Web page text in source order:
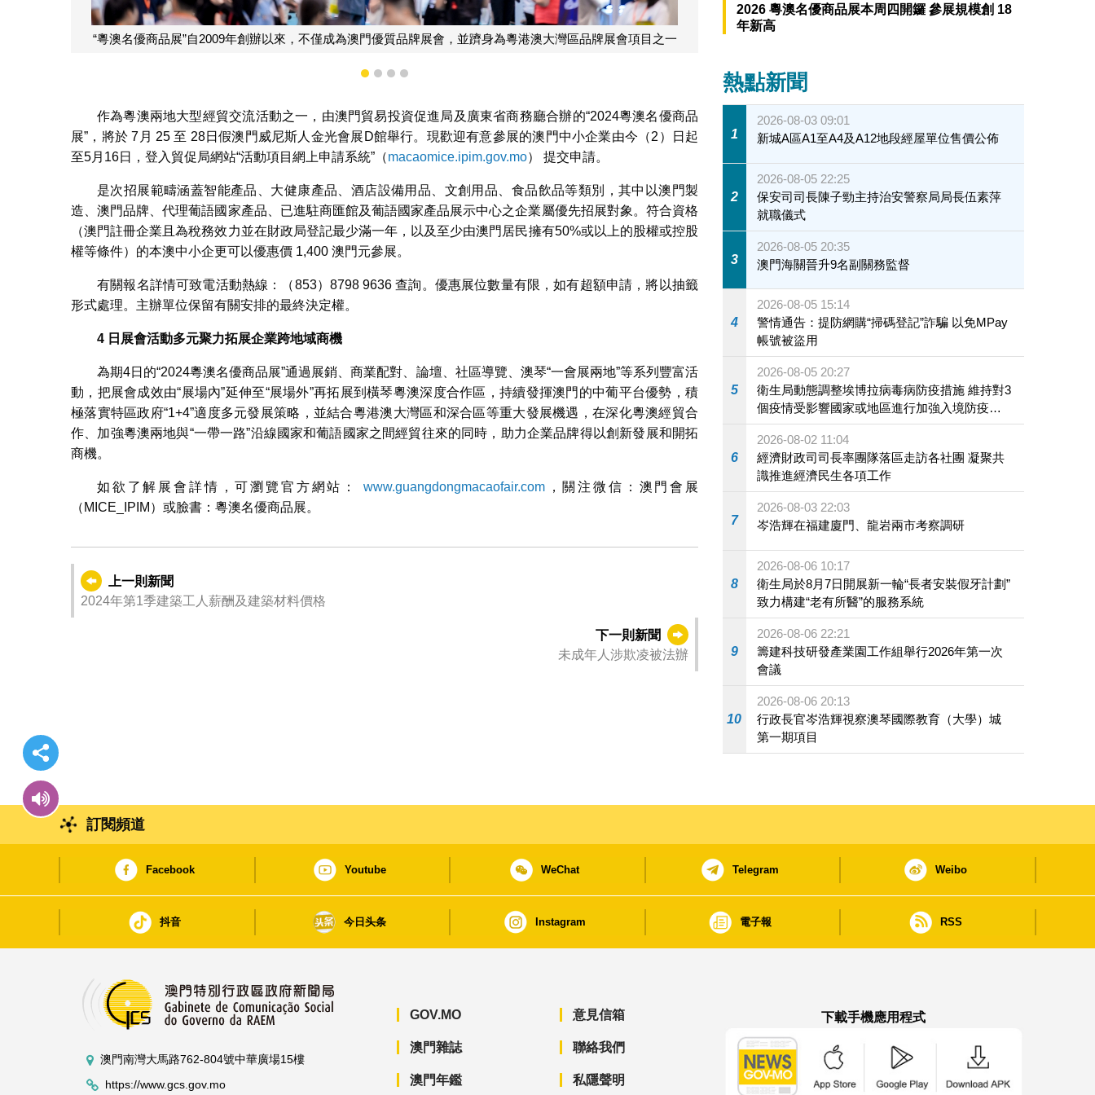
“粵澳名優商品展”自2009年創辦以來，不僅成為澳門優質品牌展會，並躋身為粵港澳大灣區品牌展會項目之一
1 2 3 4
作為粵澳兩地大型經貿交流活動之一，由澳門貿易投資促進局及廣東省商務廳合辦的“2024粵澳名優商品
展”，將於 7月 25 至 28日假澳門威尼斯人金光會展D館舉行。現歡迎有意參展的澳門中小企業由今（2）日起
至5月16日，登入貿促局網站“活動項目網上申請系統”（macaomice.ipim.gov.mo） 提交申請。
是次招展範疇涵蓋智能產品、大健康產品、酒店設備用品、文創用品、食品飲品等類別，其中以澳門製
造、澳門品牌、代理葡語國家產品、已進駐商匯館及葡語國家產品展示中心之企業屬優先招展對象。符合資格
（澳門註冊企業且為稅務效力並在財政局登記最少滿一年，以及至少由澳門居民擁有50%或以上的股權或控股
權等條件）的本澳中小企更可以優惠價 1,400 澳門元參展。
有關報名詳情可致電活動熱線：（853）8798 9636 查詢。優惠展位數量有限，如有超額申請，將以抽籤
形式處理。主辦單位保留有關安排的最終決定權。
4 日展會活動多元聚力拓展企業跨地域商機
為期4日的“2024粵澳名優商品展”通過展銷、商業配對、論壇、社區導覽、澳琴“一會展兩地”等系列豐富活
動，把展會成效由“展場內”延伸至“展場外”再拓展到橫琴粵澳深度合作區，持續發揮澳門的中葡平台優勢，積
極落實特區政府“1+4”適度多元發展策略，並結合粵港澳大灣區和深合區等重大發展機遇，在深化粵澳經貿合
作、加強粵澳兩地與“一帶一路”沿線國家和葡語國家之間經貿往來的同時，助力企業品牌得以創新發展和開拓
商機。
如欲了解展會詳情，可瀏覽官方網站： www.guangdongmacaofair.com，關注微信：澳門會展
（MICE_IPIM）或臉書：粵澳名優商品展。
上一則新聞
2024年第1季建築工人薪酬及建築材料價格
下一則新聞
未成年人涉欺凌被法辦
2026 粵澳名優商品展本周四開鑼 參展規模創 18
年新高
熱點新聞
1
2026-08-03 09:01
新城A區A1至A4及A12地段經屋單位售價公佈
2
2026-08-05 22:25
保安司司長陳子勁主持治安警察局局長伍素萍
就職儀式
3
2026-08-05 20:35
澳門海關晉升9名副關務監督
4
2026-08-05 15:14
警情通告：提防網購“掃碼登記”詐騙 以免MPay
帳號被盜用
5
2026-08-05 20:27
衛生局動態調整埃博拉病毒病防疫措施 維持對3
個疫情受影響國家或地區進行加強入境防疫措
施
6
2026-08-02 11:04
經濟財政司司長率團隊落區走訪各社團 凝聚共
識推進經濟民生各項工作
7
2026-08-03 22:03
岑浩輝在福建廈門、龍岩兩市考察調研
8
2026-08-06 10:17
衛生局於8月7日開展新一輪“長者安裝假牙計劃”
致力構建“老有所醫”的服務系統
9
2026-08-06 22:21
籌建科技研發產業園工作組舉行2026年第一次
會議
10
2026-08-06 20:13
行政長官岑浩輝視察澳琴國際教育（大學）城
第一期項目
訂閱頻道
Facebook Youtube WeChat Telegram Weibo
抖音 今日头条 Instagram 電子報 RSS
澳門南灣大馬路762-804號中華廣場15樓
https://www.gcs.gov.mo
GOV.MO
澳門雜誌
澳門年鑑
意見信箱
聯絡我們
私隱聲明
下載手機應用程式